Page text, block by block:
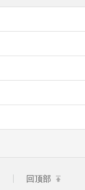
回顶部